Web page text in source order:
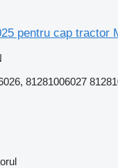
pentru cap tractor
81281006027